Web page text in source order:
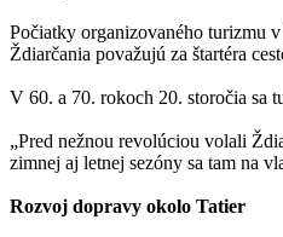
Počiatky organizovaného turizmu
Ždiarčania považujú za štartéra
V 60. a 70. rokoch 20. storočia sa
„Pred nežnou revolúciou volali
zimnej aj letnej sezóny sa tam na
Rozvoj dopravy okolo Tatier